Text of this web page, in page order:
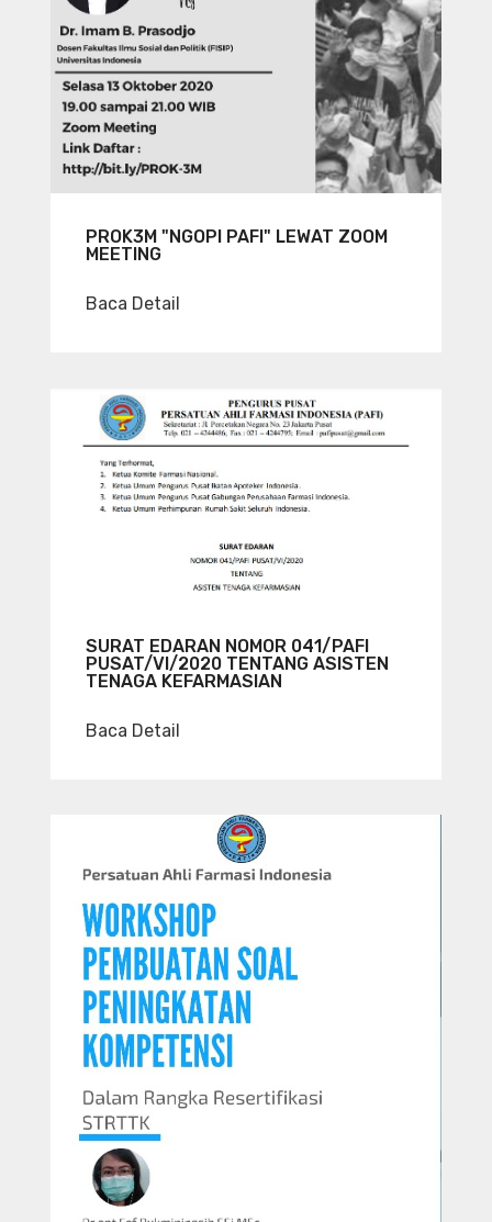
PROK3M "NGOPI PAFI" LEWAT ZOOM
MEETING
Baca Detail
SURAT EDARAN NOMOR 041/PAFI
PUSAT/VI/2020 TENTANG ASISTEN
TENAGA KEFARMASIAN
Baca Detail